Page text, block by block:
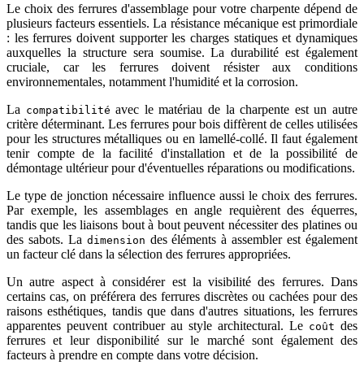
Le choix des ferrures d'assemblage pour votre charpente dépend de
plusieurs facteurs essentiels. La résistance mécanique est primordiale
: les ferrures doivent supporter les charges statiques et dynamiques
auxquelles la structure sera soumise. La durabilité est également
cruciale, car les ferrures doivent résister aux conditions
environnementales, notamment l'humidité et la corrosion.
La compatibilité avec le matériau de la charpente est un autre
critère déterminant. Les ferrures pour bois diffèrent de celles utilisées
pour les structures métalliques ou en lamellé-collé. Il faut également
tenir compte de la facilité d'installation et de la possibilité de
démontage ultérieur pour d'éventuelles réparations ou modifications.
Le type de jonction nécessaire influence aussi le choix des ferrures.
Par exemple, les assemblages en angle requièrent des équerres,
tandis que les liaisons bout à bout peuvent nécessiter des platines ou
des sabots. La dimension des éléments à assembler est également
un facteur clé dans la sélection des ferrures appropriées.
Un autre aspect à considérer est la visibilité des ferrures. Dans
certains cas, on préférera des ferrures discrètes ou cachées pour des
raisons esthétiques, tandis que dans d'autres situations, les ferrures
apparentes peuvent contribuer au style architectural. Le coût des
ferrures et leur disponibilité sur le marché sont également des
facteurs à prendre en compte dans votre décision.